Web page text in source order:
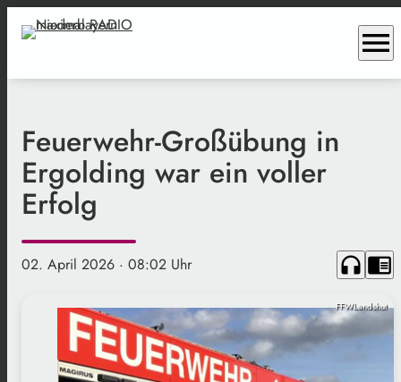
menu
Feuerwehr-Großübung in
Ergolding war ein voller
Erfolg
02. April 2026 · 08:02 Uhr headphones chrome_reader_mode
FFWLandshut